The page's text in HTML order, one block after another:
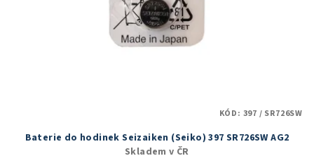
Baterie do hodinek Seizaiken (Seiko) 397 SR726SW AG2
Skladem v ČR
KÓD: 397 / SR726SW